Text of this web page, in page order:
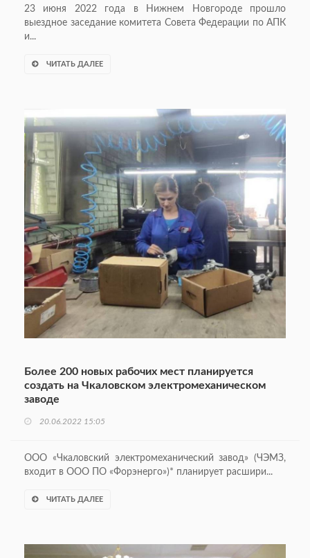
23 июня 2022 года в Нижнем Новгороде прошло
выездное заседание комитета Совета Федерации по АПК
и...
ЧИТАТЬ ДАЛЕЕ
Более 200 новых рабочих мест планируется
создать на Чкаловском электромеханическом
заводе
20.06.2022 15:05
ООО «Чкаловский электромеханический завод» (ЧЭМЗ,
входит в ООО ПО «Форэнерго»)* планирует расшири...
ЧИТАТЬ ДАЛЕЕ